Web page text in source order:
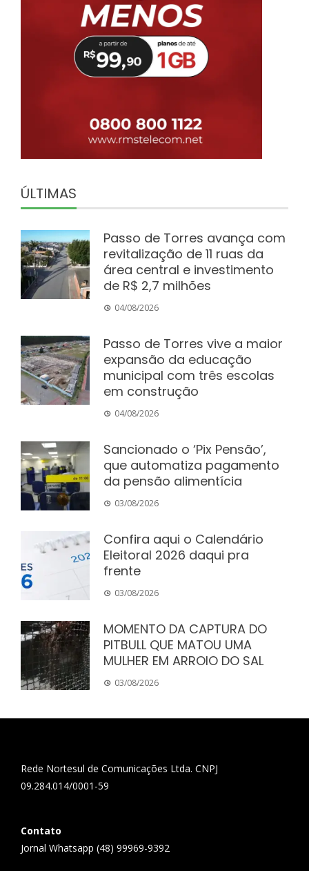
ÚLTIMAS
Passo de Torres avança com
revitalização de 11 ruas da
área central e investimento
de R$ 2,7 milhões
04/08/2026
Passo de Torres vive a maior
expansão da educação
municipal com três escolas
em construção
04/08/2026
Sancionado o ‘Pix Pensão’,
que automatiza pagamento
da pensão alimentícia
03/08/2026
Confira aqui o Calendário
Eleitoral 2026 daqui pra
frente
03/08/2026
MOMENTO DA CAPTURA DO
PITBULL QUE MATOU UMA
MULHER EM ARROIO DO SAL
03/08/2026
Rede Nortesul de Comunicações Ltda. CNPJ
09.284.014/0001-59
Contato
Jornal Whatsapp (48) 99969-9392